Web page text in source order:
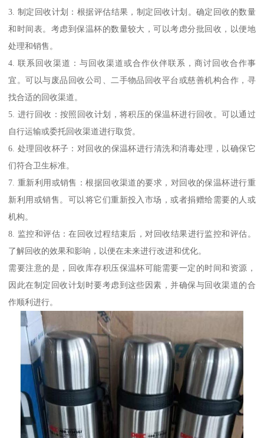
3. 制定回收计划：根据评估结果，制定回收计划。确定回收的数量
和时间表。考虑到保温杯的数量较大，可以考虑分批回收，以便地
处理和销售。
4. 联系回收渠道：与回收渠道或合作伙伴联系，商讨回收合作事
宜。可以与废品回收公司、二手物品回收平台或慈善机构合作，寻
找合适的回收渠道。
5. 进行回收：按照回收计划，将积压的保温杯进行回收。可以通过
自行运输或委托回收渠道进行取货。
6. 处理回收杯子：对回收的保温杯进行清洗和消毒处理，以确保它
们符合卫生标准。
7. 重新利用或销售：根据回收渠道的要求，对回收的保温杯进行重
新利用或销售。可以将它们重新投入市场，或者捐赠给需要的人或
机构。
8. 监控和评估：在回收过程结束后，对回收结果进行监控和评估。
了解回收的效果和影响，以便在未来进行改进和优化。
需要注意的是，回收库存积压保温杯可能需要一定的时间和资源，
因此在制定回收计划时要考虑到这些因素，并确保与回收渠道的合
作顺利进行。